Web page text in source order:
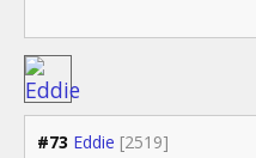
#73 Eddie [2519]